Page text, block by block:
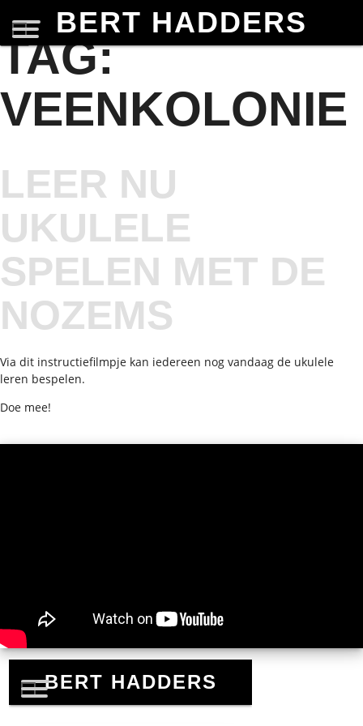
BERT HADDERS
TAG:
VEENKOLONIE
LEER NU
UKULELE
SPELEN MET DE
NOZEMS
Via dit instructiefilmpje kan iedereen nog vandaag de ukulele
leren bespelen.
Doe mee!